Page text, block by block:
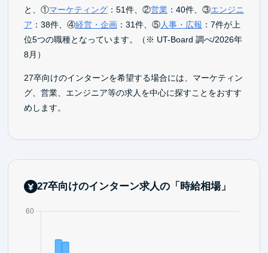
と、①マーケティング：51件、②営業：40件、③エンジニ
ア ：38件、④経営・企画：31件、⑤人事・広報 ：7件が上
位5つの職種となっています。（※ UT-Board 調べ/2026年
8月）
27卒向けのインターンを希望する場合には、マーケティン
グ、営業、エンジニア等の求人を中心に探すことをおすす
めします。
27卒向けのインターン求人の「時給相場」